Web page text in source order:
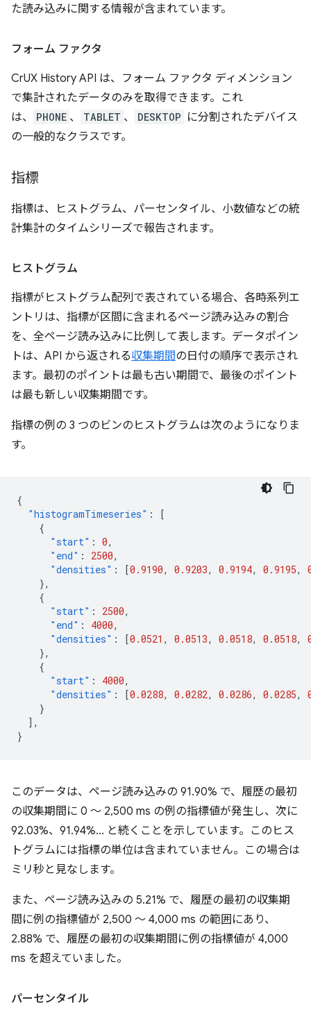
た読み込みに関する情報が含まれています。
フォーム ファクタ
CrUX History API は、フォーム ファクタ ディメンション
で集計されたデータのみを取得できます。これ
は、
PHONE 、 TABLET 、 DESKTOP に分割されたデバイス
の一般的なクラスです。
指標
指標は、ヒストグラム、パーセンタイル、小数値などの統
計集計のタイムシリーズで報告されます。
ヒストグラム
指標がヒストグラム配列で表されている場合、各時系列エ
ントリは、指標が区間に含まれるページ読み込みの割合
を、全ページ読み込みに比例して表します。データポイン
トは、API から返される収集期間の日付の順序で表示され
ます。最初のポイントは最も古い期間で、最後のポイント
は最も新しい収集期間です。
指標の例の 3 つのビンのヒストグラムは次のようになりま
す。
{
"histogramTimeseries" :
[
{
"start" : 0,
"end" : 2500,
"densities" : [0.9190, 0.9203, 0.9194, 0.9195,
},
{
"start" : 2500,
"end" : 4000,
"densities" : [0.0521 , 0.0513, 0.0518, 0.0518,
},
{
"start" : 4000,
"densities" : [0.0288, 0.0282, 0.0286, 0.0285,
}
],
}
このデータは、ページ読み込みの 91.90% で、履歴の最初
の収集期間に 0 ～ 2,500 ms の例の指標値が発生し、次に
92.03%、91.94%... と続くことを示しています。このヒス
トグラムには指標の単位は含まれていません。この場合は
ミリ秒と見なします。
また、ページ読み込みの 5.21% で、履歴の最初の収集期
間に例の指標値が 2,500 ～ 4,000 ms の範囲にあり、
2.88% で、履歴の最初の収集期間に例の指標値が 4,000
ms を超えていました。
パーセンタイル